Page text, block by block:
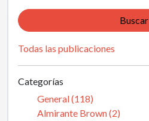
Buscar
Todas las publicaciones
Categorías
General (118)
Almirante Brown (2)